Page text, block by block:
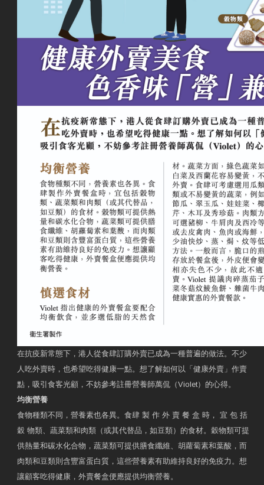
在抗疫新常態下，港人從食肆訂購外賣已成為一種普遍的做法。不少
人吃外賣時，也希望吃得健康一點。想了解如何以「健康外賣」作賣
點，吸引食客光顧，不妨參考註冊營養師萬侃（Violet）的心得。
均衡營養
食物種類不同，營養素也各異。食肆 製 作 外 賣 餐 盒 時， 宜 包 括
穀 物類、蔬菜類和肉類（或其代替品，如豆類）的食材。穀物類可提
供熱量和碳水化合物，蔬菜類可提供膳食纖維、胡蘿蔔素和葉酸，而
肉類和豆類則含豐富蛋白質，這些營養素有助維持良好的免疫力。想
讓顧客吃得健康，外賣餐盒便應提供均衡營養。